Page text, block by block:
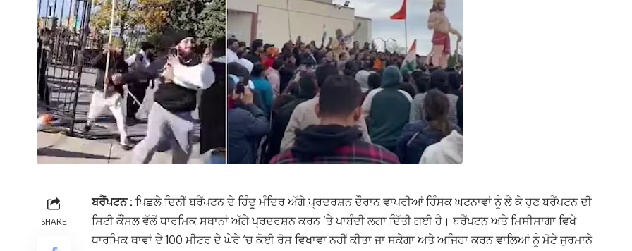
SHARE
ਬਰੈਂਪਟਨ : ਪਿਛਲੇ ਦਿਨੀਂ ਬਰੈਂਪਟਨ ਦੇ ਹਿੰਦੂ ਮੰਦਿਰ ਅੱਗੇ ਪ੍ਰਦਰਸ਼ਨ ਦੌਰਾਨ ਵਾਪਰੀਆਂ ਹਿੰਸਕ ਘਟਨਾਵਾਂ ਨੂੰ ਲੈ ਕੇ ਹੁਣ ਬਰੈਂਪਟਨ ਦੀ
ਸਿਟੀ ਕੌਂਸਲ ਵੱਲੋਂ ਧਾਰਮਿਕ ਸਥਾਨਾਂ ਅੱਗੇ ਪ੍ਰਦਰਸ਼ਨ ਕਰਨ ’ਤੇ ਪਾਬੰਦੀ ਲਗਾ ਦਿੱਤੀ ਗਈ ਹੈ। ਬਰੈਂਪਟਨ ਅਤੇ ਮਿਸੀਸਾਗਾ ਵਿਖੇ
ਧਾਰਮਿਕ ਥਾਵਾਂ ਦੇ 100 ਮੀਟਰ ਦੇ ਘੇਰੇ ‘ਚ ਕੋਈ ਰੋਸ ਵਿਖਾਵਾ ਨਹੀਂ ਕੀਤਾ ਜਾ ਸਕੇਗਾ ਅਤੇ ਅਜਿਹਾ ਕਰਨ ਵਾਲਿਆਂ ਨੂੰ ਮੋਟੇ ਜੁਰਮਾਨੇ